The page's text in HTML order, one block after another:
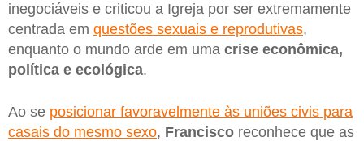
inegociáveis e criticou a Igreja por ser extremamente
centrada em questões sexuais e reprodutivas,
enquanto o mundo arde em uma crise econômica,
política e ecológica.
Ao se posicionar favoravelmente às uniões civis para
casais do mesmo sexo, Francisco reconhece que as